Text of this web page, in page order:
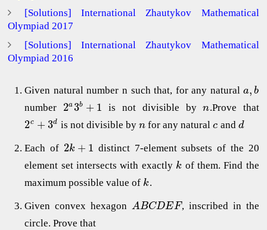
[Solutions] International Zhautykov Mathematical
Olympiad 2017
[Solutions] International Zhautykov Mathematical
Olympiad 2016
Given natural number n such that, for any naturala, b
number 2a3b + 1 is not divisible byn.Prove that
2c + 3d is not divisible byn for any naturalc and d
Each of 2k + 1 distinct 7-element subsets of the 20
element set intersects with exactly k of them. Find the
maximum possible value of k.
Given convex hexagon ABCDEF, inscribed in the
circle. Prove that